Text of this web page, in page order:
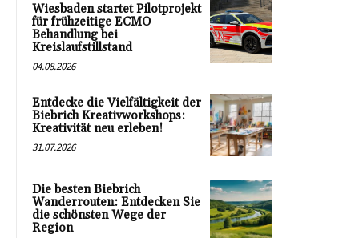
Wiesbaden startet Pilotprojekt
für frühzeitige ECMO
Behandlung bei
Kreislaufstillstand
04.08.2026
Entdecke die Vielfältigkeit der
Biebrich Kreativworkshops:
Kreativität neu erleben!
31.07.2026
Die besten Biebrich
Wanderrouten: Entdecken Sie
die schönsten Wege der
Region